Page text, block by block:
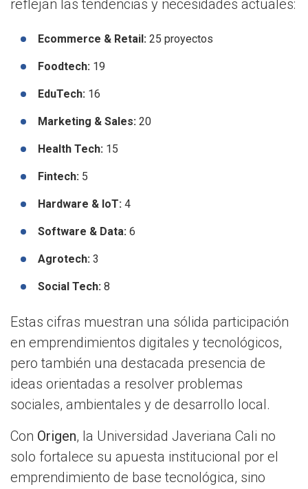
reflejan las tendencias y necesidades actuales:
Ecommerce & Retail: 25 proyectos
Foodtech: 19
EduTech: 16
Marketing & Sales: 20
Health Tech: 15
Fintech: 5
Hardware & IoT: 4
Software & Data: 6
Agrotech: 3
Social Tech: 8
Estas cifras muestran una sólida participación
en emprendimientos digitales y tecnológicos,
pero también una destacada presencia de
ideas orientadas a resolver problemas
sociales, ambientales y de desarrollo local.
Con Origen, la Universidad Javeriana Cali no
solo fortalece su apuesta institucional por el
emprendimiento de base tecnológica, sino